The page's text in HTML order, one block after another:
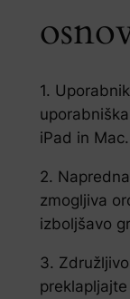
1.
iPad in Mac.
2.
zmogljiva
izboljšavo
3.